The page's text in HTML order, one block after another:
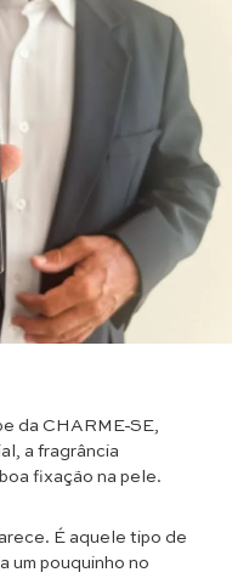
da CHARME-SE,
a fragrância
fixação na pele.
É aquele tipo de
um pouquinho no